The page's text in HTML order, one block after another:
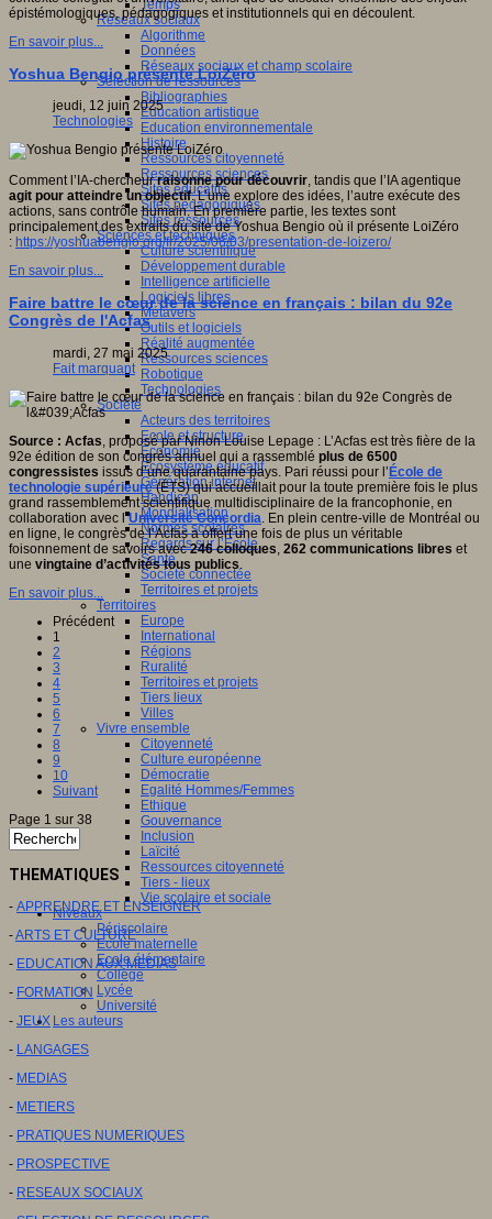
Temps
Réseaux sociaux
Algorithme
Données
Réseaux sociaux et champ scolaire
Sélection de ressources
Bibliographies
Education artistique
Education environnementale
Histoire
Ressources citoyenneté
Ressources sciences
Sites éducatifs
Sites pédagogiques
Sites ressources
Sciences et techniques
Culture scientifique
Développement durable
Intelligence artificielle
Logiciels libres
Métavers
Outils et logiciels
Réalité augmentée
Ressources sciences
Robotique
Technologies
Société
Acteurs des territoires
Ecole et structure
Economie
Ecosystème éducatif
Génération internet
Handicap
Mondialisation
Normes scolaires
Regards sur l’Ecole
Santé
Société connectée
Territoires et projets
Territoires
Europe
International
Régions
Ruralité
Territoires et projets
Tiers lieux
Villes
Vivre ensemble
Citoyenneté
Culture européenne
Démocratie
Egalité Hommes/Femmes
Ethique
Gouvernance
Inclusion
Laïcité
Ressources citoyenneté
Tiers - lieux
Vie scolaire et sociale
Niveaux
Périscolaire
Ecole maternelle
Ecole élémentaire
Collège
Lycée
Université
Les auteurs
épistémologiques, pédagogiques et institutionnels qui en découlent.
En savoir plus...
Yoshua Bengio présente LoiZéro
jeudi, 12 juin 2025
Technologies
Comment l’IA-chercheurraisonne pour découvrir, tandis que l’IA agentique
agit pour atteindre un objectif. L’une explore des idées, l’autre exécute des
actions, sans contrôle humain. En première partie, les textes sont
principalement des extraits du site de Yoshua Bengio où il présente LoiZéro
: https://yoshuabengio.org/fr/2025/06/03/presentation-de-loizero/
En savoir plus...
Faire battre le cœur de la science en français : bilan du 92e
Congrès de l'Acfas
mardi, 27 mai 2025
Fait marquant
Source : Acfas , proposé par Ninon Louise Lepage : L’Acfas est très fière de la
92e édition de son congrès annuel qui a rassemblé plus de 6500
congressistes issus d’une quarantaine pays. Pari réussi pour l’École de
technologie supérieure(ÉTS) qui accueillait pour la toute première fois le plus
grand rassemblement scientifique multidisciplinaire de la francophonie, en
collaboration avec l’Université Concordia . En plein centre-ville de Montréal ou
en ligne, le congrès de l’Acfas a offert une fois de plus un véritable
foisonnement de savoirs avec246 colloques 262 communications libres et
une vingtaine d’activités tous publics
En savoir plus...
Précédent
1
2
3
4
5
6
7
8
9
10
Suivant
Page 1 sur 38
THEMATIQUES
- APPRENDRE ET ENSEIGNER
-ARTS ET CULTURE
- EDUCATION AUX MEDIAS
- FORMATION
- JEUX
- LANGAGES
- MEDIAS
- METIERS
- PRATIQUES NUMERIQUES
- PROSPECTIVE
- RESEAUX SOCIAUX